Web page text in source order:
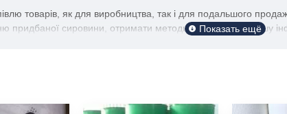
товарів, як для виробництва, так і для подальшого
придбаної сировини, отримати методичні вказівки та іншу